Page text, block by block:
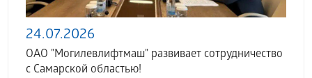
24.07.2026
ОАО "Могилевлифтмаш" развивает сотрудничество
с Самарской областью!